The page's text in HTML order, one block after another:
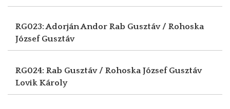
RG023: Adorján Andor Rab Gusztáv / Rohoska
József Gusztáv
RG024: Rab Gusztáv / Rohoska József Gusztáv
Lovik Károly